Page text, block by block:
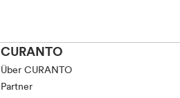
CURANTO
Über CURANTO
Partner